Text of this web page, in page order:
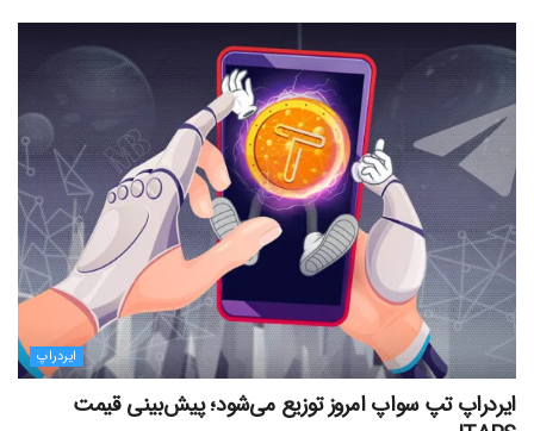
ایردراپ
ایردراپ تپ سواپ امروز توزیع می‌شود؛ پیش‌بینی قیمت